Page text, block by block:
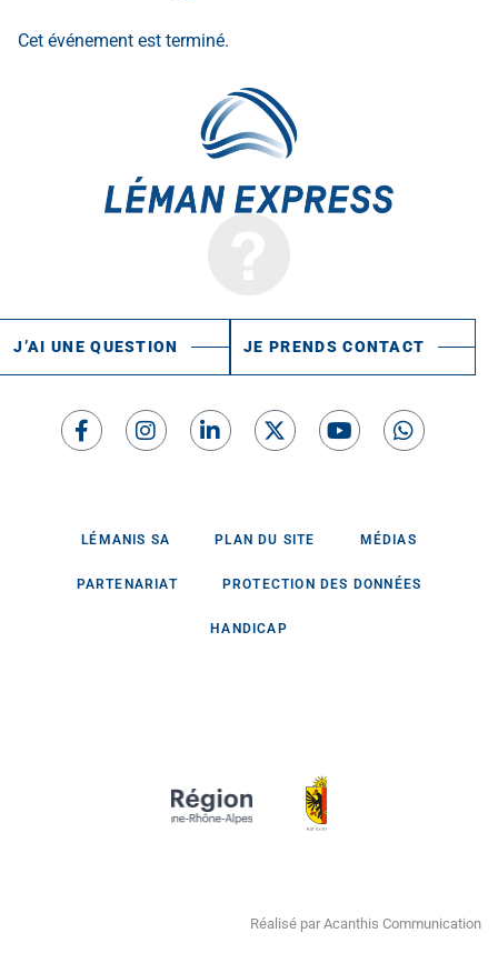
Cet événement est terminé.
J’AI UNE QUESTION JE PRENDS CONTACT
LÉMANIS SA PLAN DU SITE MÉDIAS
PARTENARIAT PROTECTION DES DONNÉES
HANDICAP
Réalisé par Acanthis Communication